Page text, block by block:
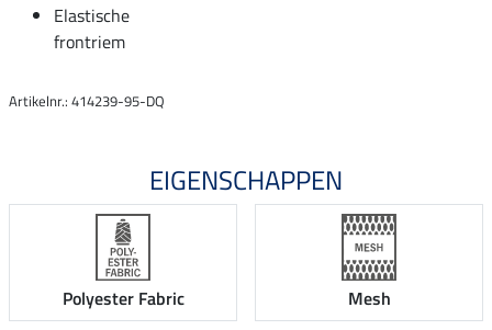
Elastische
frontriem
Artikelnr.: 414239-95-DQ
EIGENSCHAPPEN
Polyester Fabric Mesh